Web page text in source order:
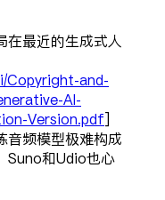
在最近的生成式人
Copyright-and-
AI-
Version.pdf]
音频模型极难构成
Suno和Udio也心